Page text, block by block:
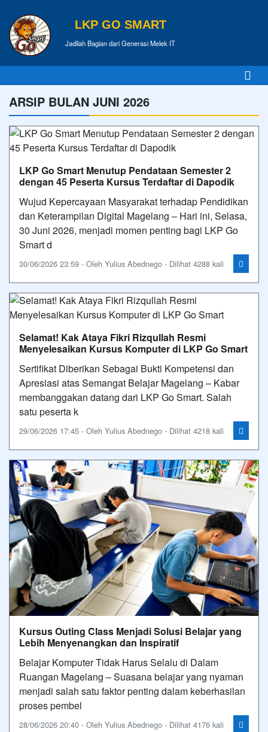
LKP GO SMART
Jadilah Bagian dari Generasi Melek IT
ARSIP BULAN JUNI 2026
LKP Go Smart Menutup Pendataan Semester 2
dengan 45 Peserta Kursus Terdaftar di Dapodik
Wujud Kepercayaan Masyarakat terhadap Pendidikan
dan Keterampilan Digital Magelang – Hari ini, Selasa,
30 Juni 2026, menjadi momen penting bagi LKP Go
Smart d
30/06/2026 23:59 - Oleh Yulius Abednego - Dilihat 4288 kali
Selamat! Kak Ataya Fikri Rizqullah Resmi
Menyelesaikan Kursus Komputer di LKP Go Smart
Sertifikat Diberikan Sebagai Bukti Kompetensi dan
Apresiasi atas Semangat Belajar Magelang – Kabar
membanggakan datang dari LKP Go Smart. Salah
satu peserta k
29/06/2026 17:45 - Oleh Yulius Abednego - Dilihat 4218 kali
Kursus Outing Class Menjadi Solusi Belajar yang
Lebih Menyenangkan dan Inspiratif
Belajar Komputer Tidak Harus Selalu di Dalam
Ruangan Magelang – Suasana belajar yang nyaman
menjadi salah satu faktor penting dalam keberhasilan
proses pembel
28/06/2026 20:40 - Oleh Yulius Abednego - Dilihat 4176 kali